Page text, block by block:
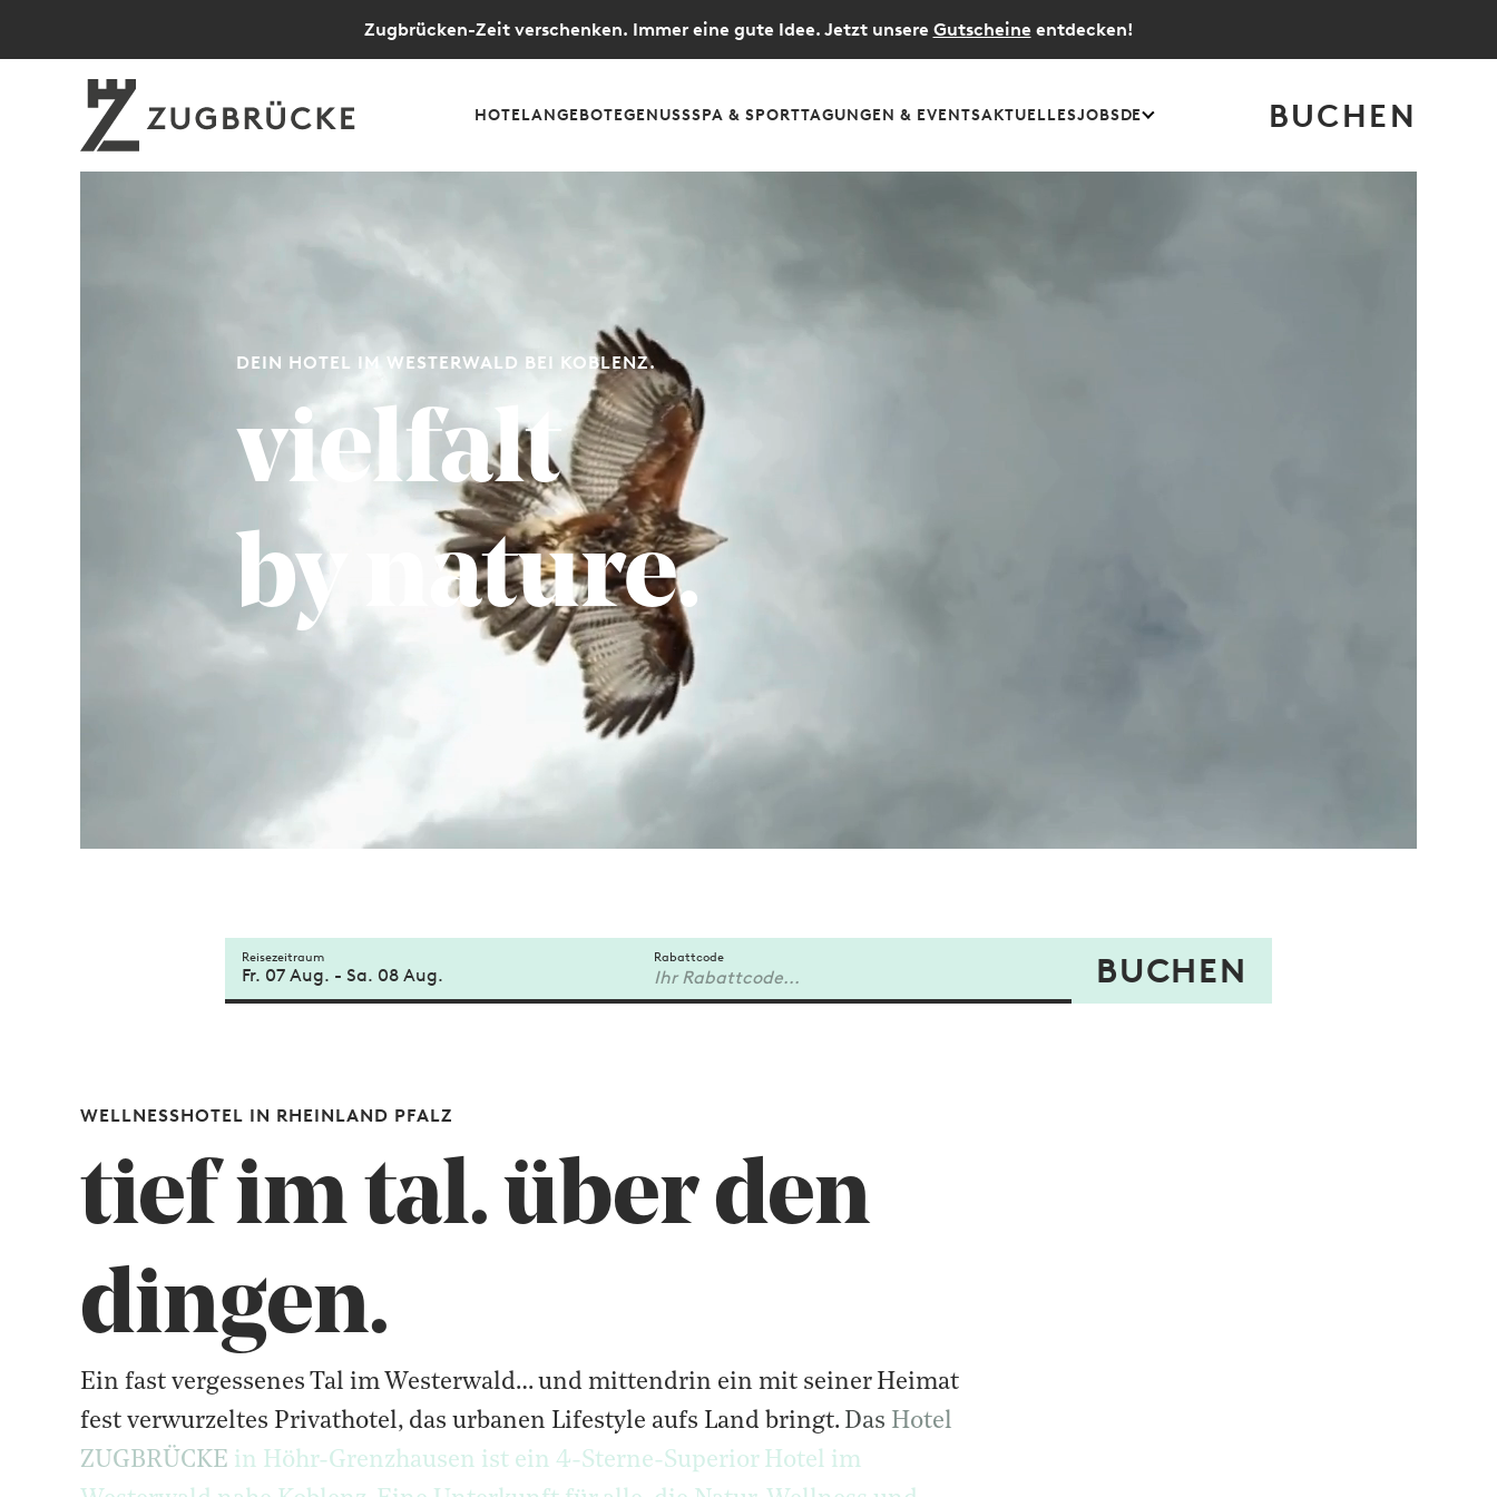
Zugbrücken-Zeit verschenken. Immer eine gute Idee. Jetzt unsere Gutscheine entdecken!
HOTELANGEBOTEGENUSSSPA & SPORTTAGUNGEN & EVENTSAKTUELLESJOBSDE BUCHEN
DEIN HOTEL IM WESTERWALD BEI KOBLENZ.
vielfalt
by nature.
Reisezeitraum
Fr. 07 Aug. - Sa. 08 Aug.
Rabattcode BUCHEN
WELLNESSHOTEL IN RHEINLAND PFALZ
tief im tal. über den
dingen.
Ein fast vergessenes Tal im Westerwald… und mittendrin ein mit seiner Heimat fest verwurzeltes Privathotel, das urbanen
Hier findest du genau das, was guttut: Sport, Entspannung, gutes Essen und ganz viel Freiraum.
Ein fast vergessenes Tal im Westerwald… und mittendrin ein mit seiner Heimat
fest verwurzeltes Privathotel, das urbanen Lifestyle aufs Land bringt. Das Hotel
ZUGBRÜCKE in Höhr-Grenzhausen ist ein 4-Sterne-Superior Hotel im